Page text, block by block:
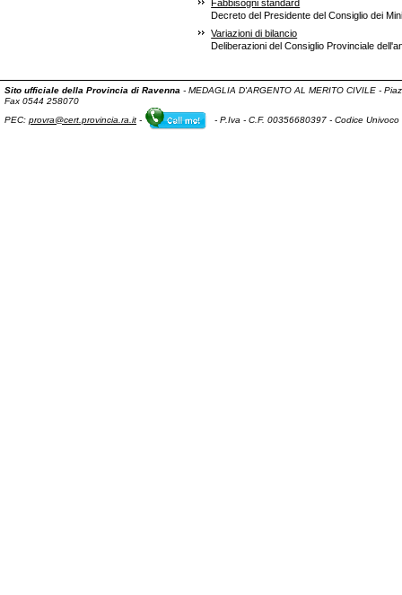
Fabbisogni standard
Decreto del Presidente del Consiglio dei
Variazioni di bilancio
Deliberazioni del Consiglio Provinciale
Sito ufficiale della Provincia di Ravenna - MEDAGLIA D'ARGENTO AL MERITO CIVILE -
Fax 0544 258070
PEC: provra@cert.provincia.ra.it - - P.Iva - C.F. 00356680397 - Codice Univoco